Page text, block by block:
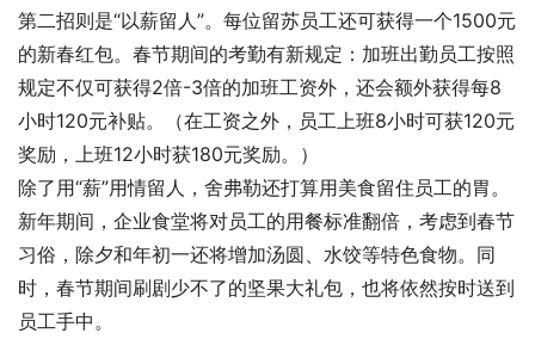
第二招则是“以薪留人”。每位留苏员工还可获得一个1500元
的新春红包。春节期间的考勤有新规定：加班出勤员工按照
规定不仅可获得2倍-3倍的加班工资外，还会额外获得每8
小时120元补贴。（在工资之外，员工上班8小时可获120元
奖励，上班12小时获180元奖励。）
除了用“薪”用情留人，舍弗勒还打算用美食留住员工的胃。
新年期间，企业食堂将对员工的用餐标准翻倍，考虑到春节
习俗，除夕和年初一还将增加汤圆、水饺等特色食物。同
时，春节期间刷剧少不了的坚果大礼包，也将依然按时送到
员工手中。